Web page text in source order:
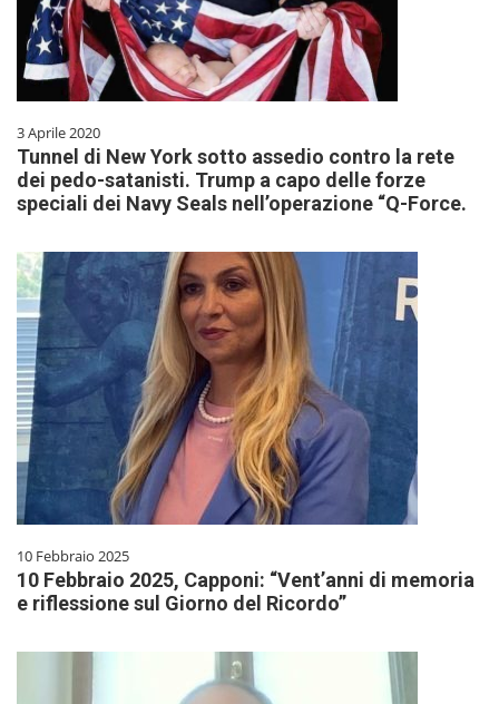
3 Aprile 2020
Tunnel di New York sotto assedio contro la rete
dei pedo-satanisti. Trump a capo delle forze
speciali dei Navy Seals nell’operazione “Q-Force.
10 Febbraio 2025
10 Febbraio 2025, Capponi: “Vent’anni di memoria
e riflessione sul Giorno del Ricordo”